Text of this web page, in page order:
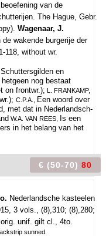
van de
The Hague, Gebr.
Wagenaar, J.
wakende burgerije der
118, without wr.
Schuttersgilden en
nog bestaat
on frontwr.); L. FRANKAMP,
C.P.A.,
Een woord over
met dat in Nederlandsch-
W.A. VAN REES,
Is een
in het belang van het
€ (50-70) 80
Nederlandsche kasteelen
3 vols., (8),310; (8),280;
unif. gilt cl., 4to.
sunned.